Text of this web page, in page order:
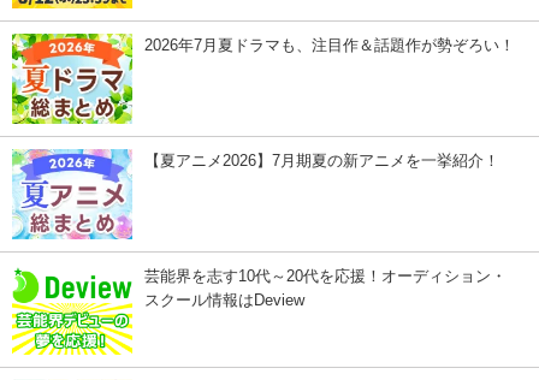
2026年7月夏ドラマも、注目作＆話題作が勢ぞろい！
【夏アニメ2026】7月期夏の新アニメを一挙紹介！
芸能界を志す10代～20代を応援！オーディション・
スクール情報はDeview